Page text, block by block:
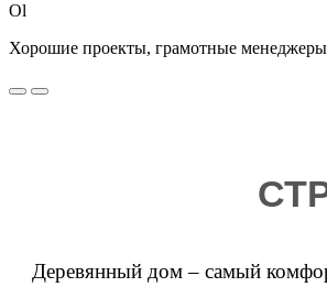
Ol
Хорошие проекты, грамотные
Деревянный дом – самый